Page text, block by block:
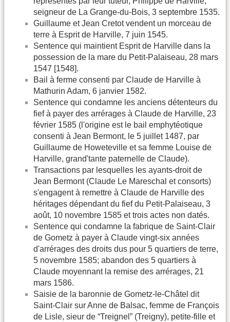
seigneur de La Grange-du-Bois, 3 septembre 1535.
Guillaume et Jean Cretot vendent un morceau de
terre à Esprit de Harville, 7 juin 1545.
Sentence qui maintient Esprit de Harville dans la
possession de la mare du Petit-Palaiseau, 28 mars
1547 [1548].
Bail à ferme consenti par Claude de Harville à
Mathurin Adam, 6 janvier 1582.
Sentence qui condamne les anciens détenteurs du
fief à payer des arrérages à Claude de Harville, 23
février 1585 (l'origine est le bail emphytéotique
consenti à Jean Bermont, le 5 juillet 1487, par
Guillaume de Howeteville et sa femme Louise de
Harville, grand'tante paternelle de Claude).
Transactions par lesquelles les ayants-droit de
Jean Bermont (Claude Le Mareschal et consorts)
s'engagent à remettre à Claude de Harville des
héritages dépendant du fief du Petit-Palaiseau, 3
août, 10 novembre 1585 et trois actes non datés.
Sentence qui condamne la fabrique de Saint-Clair
de Gometz à payer à Claude vingt-six années
d'arrérages des droits dus pour 5 quartiers de terre,
5 novembre 1585; abandon des 5 quartiers à
Claude moyennant la remise des arrérages, 21
mars 1586.
Saisie de la baronnie de Gometz-le-Châtel dit
Saint-Clair sur Anne de Balsac, femme de François
de Lisle, sieur de “Treignel” (Treigny), petite-fille et